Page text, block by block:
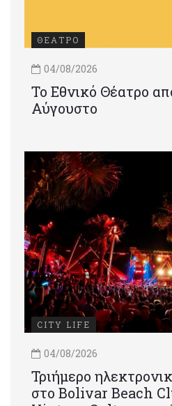
ΘΕΑΤΡΟ
04/08/2026
Το Εθνικό Θέατρο
Αύγουστο
CITY LIFE
04/08/2026
Τριήμερο
στο Bolivar Beach